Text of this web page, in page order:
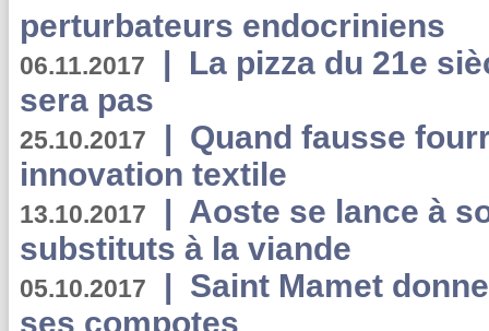
perturbateurs endocriniens
06.11.2017 | La pizza du 21e
sera pas
25.10.2017 | Quand fausse
innovation textile
13.10.2017 | Aoste se lance à
substituts à la viande
05.10.2017 | Saint Mamet
ses compotes